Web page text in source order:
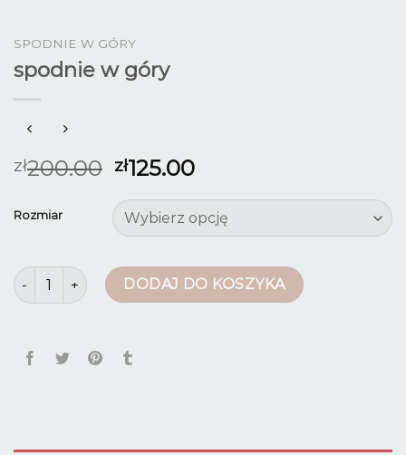
SPODNIE W GÓRY
spodnie w góry
zł200.00 zł125.00
Rozmiar
ilość spodnie w góryDODAJ DO KOSZYKA